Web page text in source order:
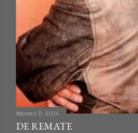
febrero 11, 2014
DE REMATE